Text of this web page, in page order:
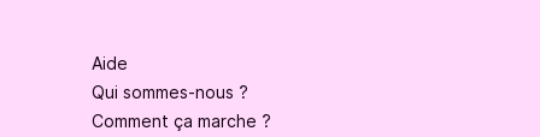
Aide
Qui sommes-nous ?
Comment ça marche ?